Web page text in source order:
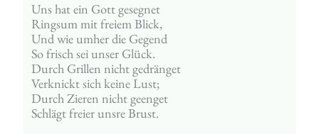
Uns hat ein Gott gesegnet
Ringsum mit freiem Blick,
Und wie umher die Gegend
So frisch sei unser Glück.
Durch Grillen nicht gedränget
Verknickt sich keine Lust;
Durch Zieren nicht geenget
Schlägt freier unsre Brust.